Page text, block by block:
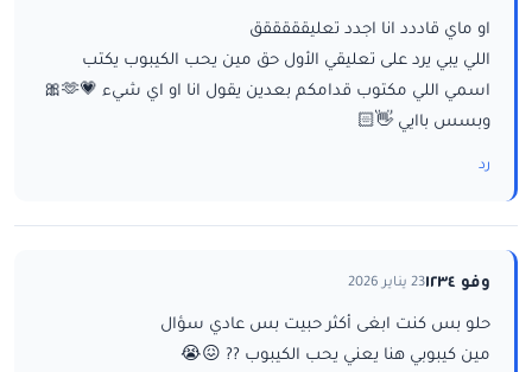
او ماي قاددد انا اجدد تعليقققققق
اللي يبي يرد على تعليقي الأول حق مين يحب الكيبوب يكتب
اسمي اللي مكتوب قدامكم بعدين يقول انا او اي شيء 💗🫶🎀
وبسس باايي 👋🏻
رد
وفو ١٢٣٤ 23 يناير 2026
حلو بس كنت ابغى أكثر حبيت بس عادي سؤال
مين كيبوبي هنا يعني يحب الكيبوب ?? 😖😭